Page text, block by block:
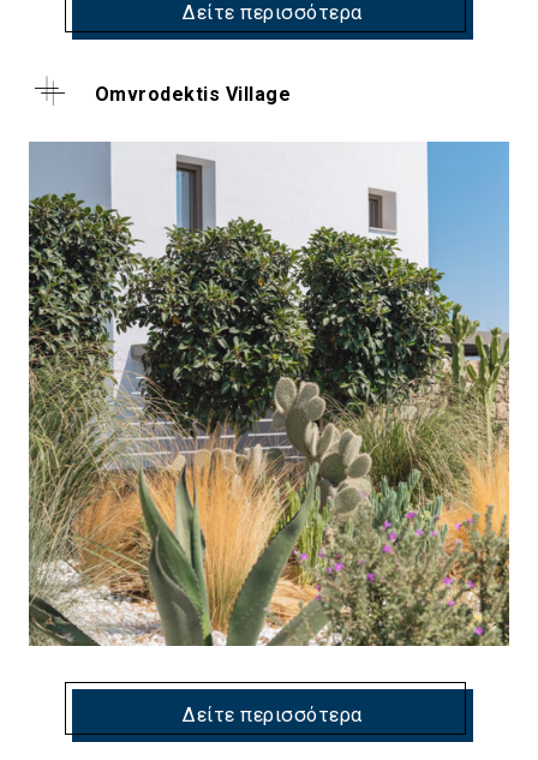
Δείτε περισσότερα
Omvrodektis Village
Δείτε περισσότερα